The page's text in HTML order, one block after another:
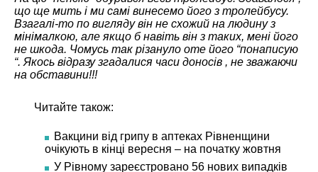
що ще мить і ми самі винесемо його з тролейбусу.
Взагалі-то по вигляду він не схожий на людину з
мінімалкою, але якщо б навіть він з таких, мені його
не шкода. Чомусь так різануло оте його “понаписую
“. Якось відразу згадалися часи доносів , не зважаючи
на обставини!!!
Читайте також:
Вакцини від грипу в аптеках Рівненщини
очікують в кінці вересня – на початку жовтня
У Рівному зареєстровано 56 нових випадків